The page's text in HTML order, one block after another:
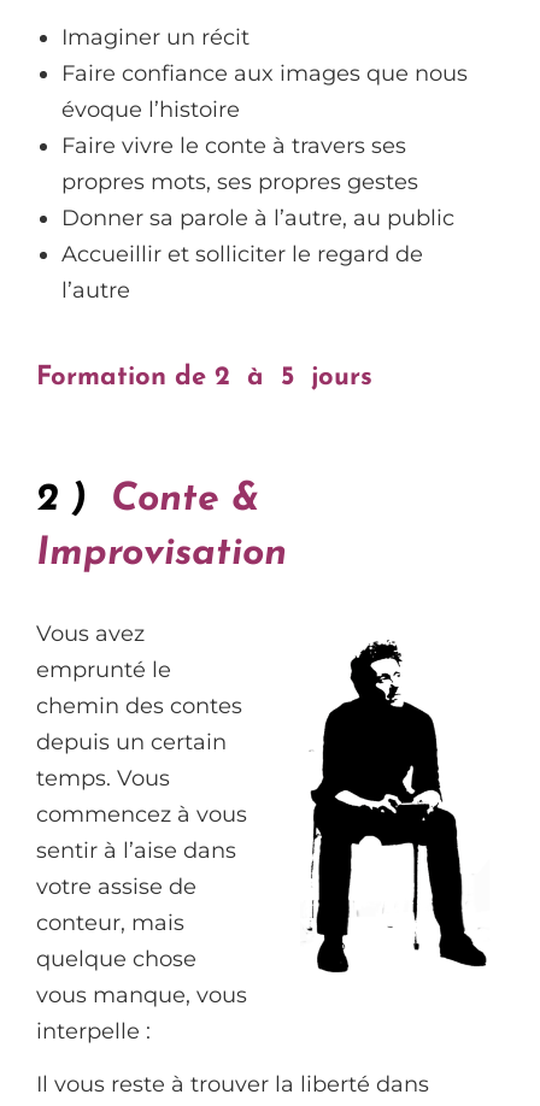
Imaginer un récit
Faire confiance aux images que nous
évoque l’histoire
Faire vivre le conte à travers ses
propres mots, ses propres gestes
Donner sa parole à l’autre, au public
Accueillir et solliciter le regard de
l’autre
Formation de 2 à 5 jours
2 )
Conte &
Improvisation
Vous avez
emprunté le
chemin des contes
depuis un certain
temps. Vous
commencez à vous
sentir à l’aise dans
votre assise de
conteur, mais
quelque chose
vous manque, vous
interpelle :
Il vous reste à trouver la liberté dans